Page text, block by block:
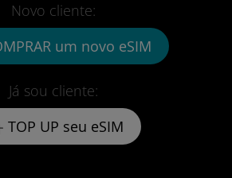
Já sou cliente:
TOP UP seu eSIM
Novo cliente:
um novo eSIM